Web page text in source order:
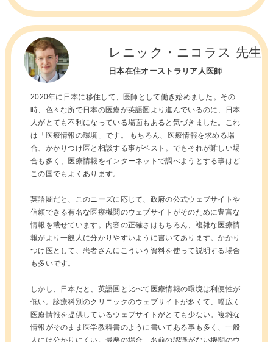
レニック・ニコラス 先生
日本在住オーストラリア人医師
2020年に日本に移住して、医師として働き始めました。その
時、色々な所で日本の医療が英語圏より進んでいるのに、日本
人がとても不利になっている場面もあると気づきました。これ
は「医療情報の環境」です。 もちろん、医療情報を求める場
合、かかりつけ医と相談する事がベスト。でもそれが難しい場
合も多く、医療情報をインターネットで調べようとする事はど
この国でもよくあります。
英語圏だと、このニーズに応じて、政府の公式ウェブサイトや
信頼できる有名な医療機関のウェブサイトがそのために豊富な
情報を載せています。内容の正確さはもちろん、複雑な医療情
報がより一般人に分かりやすいように書いてあります。かかり
つけ医として、患者さんにこういう資料を使って説明する場合
も多いです。
しかし、日本だと、英語圏と比べて医療情報の環境は利便性が
低い。診療科別のクリニックのウェブサイトが多くて、幅広く
医療情報を提供しているウェブサイトがとても少ない。複雑な
情報がそのまま医学教科書のように書いてある事も多く、一般
人には分かりにくい。最悪の場合、名前の認識がない機関のウ